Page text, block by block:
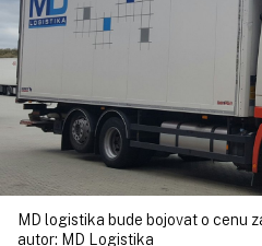
MD logistika bude bojovat o cenu
autor: MD Logistika